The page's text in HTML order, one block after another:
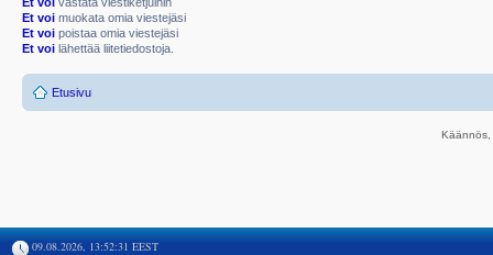
Et voi muokata omia viestejäsi
Et voi poistaa omia viestejäsi
Et voi lähettää liitetiedostoja.
Etusivu
09.08.2026, 13:52:31 EEST